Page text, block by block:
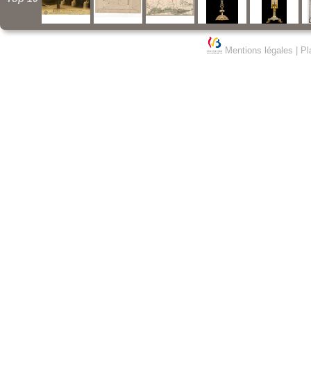
Mentions légales